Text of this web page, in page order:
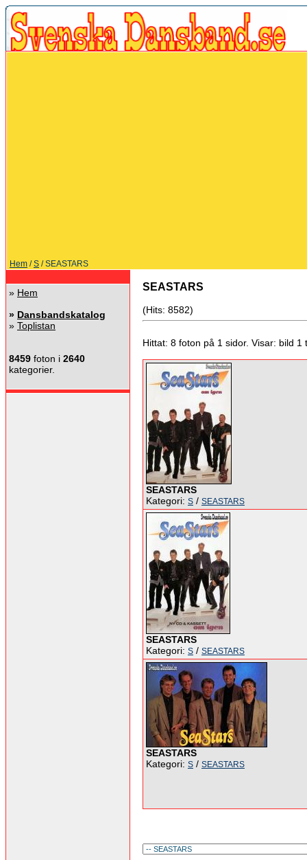
Hem /S / SEASTARS
» Hem
» Dansbandskatalog
» Toplistan
8459 foton i 2640
kategorier.
SEASTARS
(Hits: 8582)
Hittat: 8 foton på 1 sidor. Visar: bild 1
SEASTARS
Kategori: S / SEASTARS
SEASTARS
Kategori: S / SEASTARS
SEASTARS
Kategori: S / SEASTARS